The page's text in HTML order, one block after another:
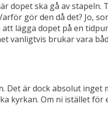
ska gå av
gör den då det? Jo,
lägga dopet på en
vanligtvis brukar vara
är dock absolut
kyrkan. Om ni istället